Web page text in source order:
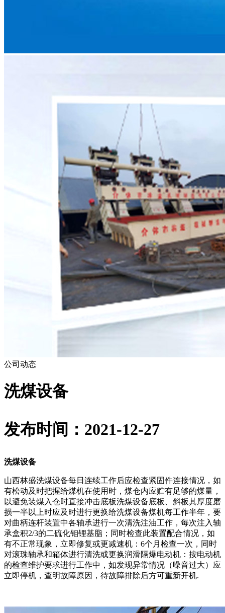
公司动态
洗煤设备
发布时间：2021-12-27
洗煤设备
山西林盛洗煤设备每日连续工作后应检查紧固件连接情况，如
有松动及时把握给煤机在使用时，煤仓内应贮有足够的煤量，
以避免装煤入仓时直接冲击底板洗煤设备底板、斜板其厚度磨
损一半以上时应及时进行更换给洗煤设备煤机每工作半年，要
对曲柄连杆装置中各轴承进行一次清洗注油工作，每次注入轴
承盒积2/3的二硫化钼锂基脂；同时检查此装置配合情况，如
有不正常现象，立即修复或更减速机：6个月检查一次，同时
对滚珠轴承和箱体进行清洗或更换润滑隔爆电动机：按电动机
的检查维护要求进行工作中，如发现异常情况（噪音过大）应
立即停机，查明故障原因，待故障排除后方可重新开机.